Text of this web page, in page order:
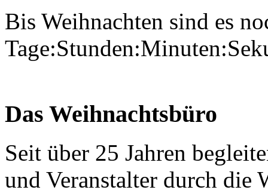
Bis Weihnachten sind es
Das Weihnachtsbüro
Seit über 25 Jahren
und Veranstalter durch die